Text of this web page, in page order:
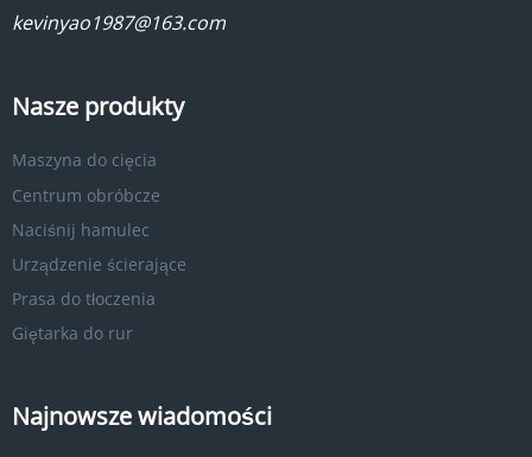
kevinyao1987@163.com
Nasze produkty
Maszyna do cięcia
Centrum obróbcze
Naciśnij hamulec
Urządzenie ścierające
Prasa do tłoczenia
Giętarka do rur
Najnowsze wiadomości